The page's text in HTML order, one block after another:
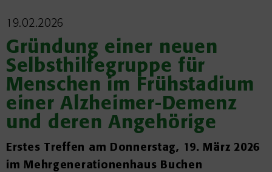
19.02.2026
Gründung einer neuen
Selbsthilfegruppe für
Menschen im Frühstadium
einer Alzheimer-Demenz
und deren Angehörige
Erstes Treffen am Donnerstag, 19. März 2026
im Mehrgenerationenhaus Buchen